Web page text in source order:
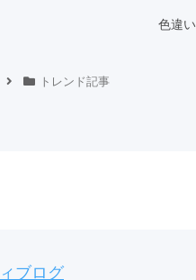
色違
トレンド記事
ブログ